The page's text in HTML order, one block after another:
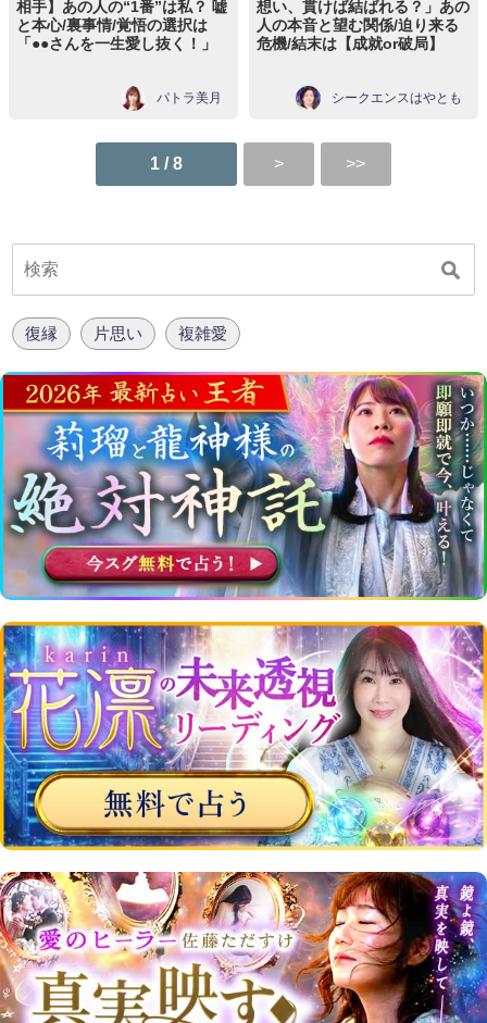
相手】あの人の“1番”は私？ 嘘
と本心/裏事情/覚悟の選択は
「●●さんを一生愛し抜く！」
パトラ美月
想い、貫けば結ばれる？」あの
人の本音と望む関係/迫り来る
危機/結末は【成就or破局】
シークエンスはやとも
1 / 8
復縁 片思い 複雑愛